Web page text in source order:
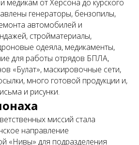
медикам от Херсона до курского
генераторы, бензопилы,
автомобилей и
стройматериалы,
одеяла, медикаменты,
для работы отрядов БПЛА,
«Булат», маскировочные сети,
много готовой продукции и,
и рисунки.
миссий стала
направление
«Нивы» для подразделения